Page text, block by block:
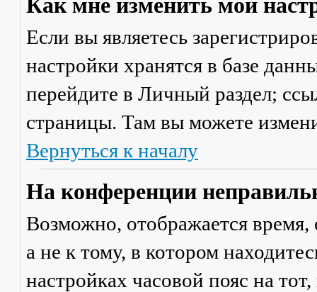
Как мне изменить мои
Если вы являетесь
настройки хранятся в базе
перейдите в Личный раздел;
страницы. Там вы можете
Вернуться к началу
На конференции
Возможно, отображается время,
а не к тому, в котором
настройках часовой пояс на